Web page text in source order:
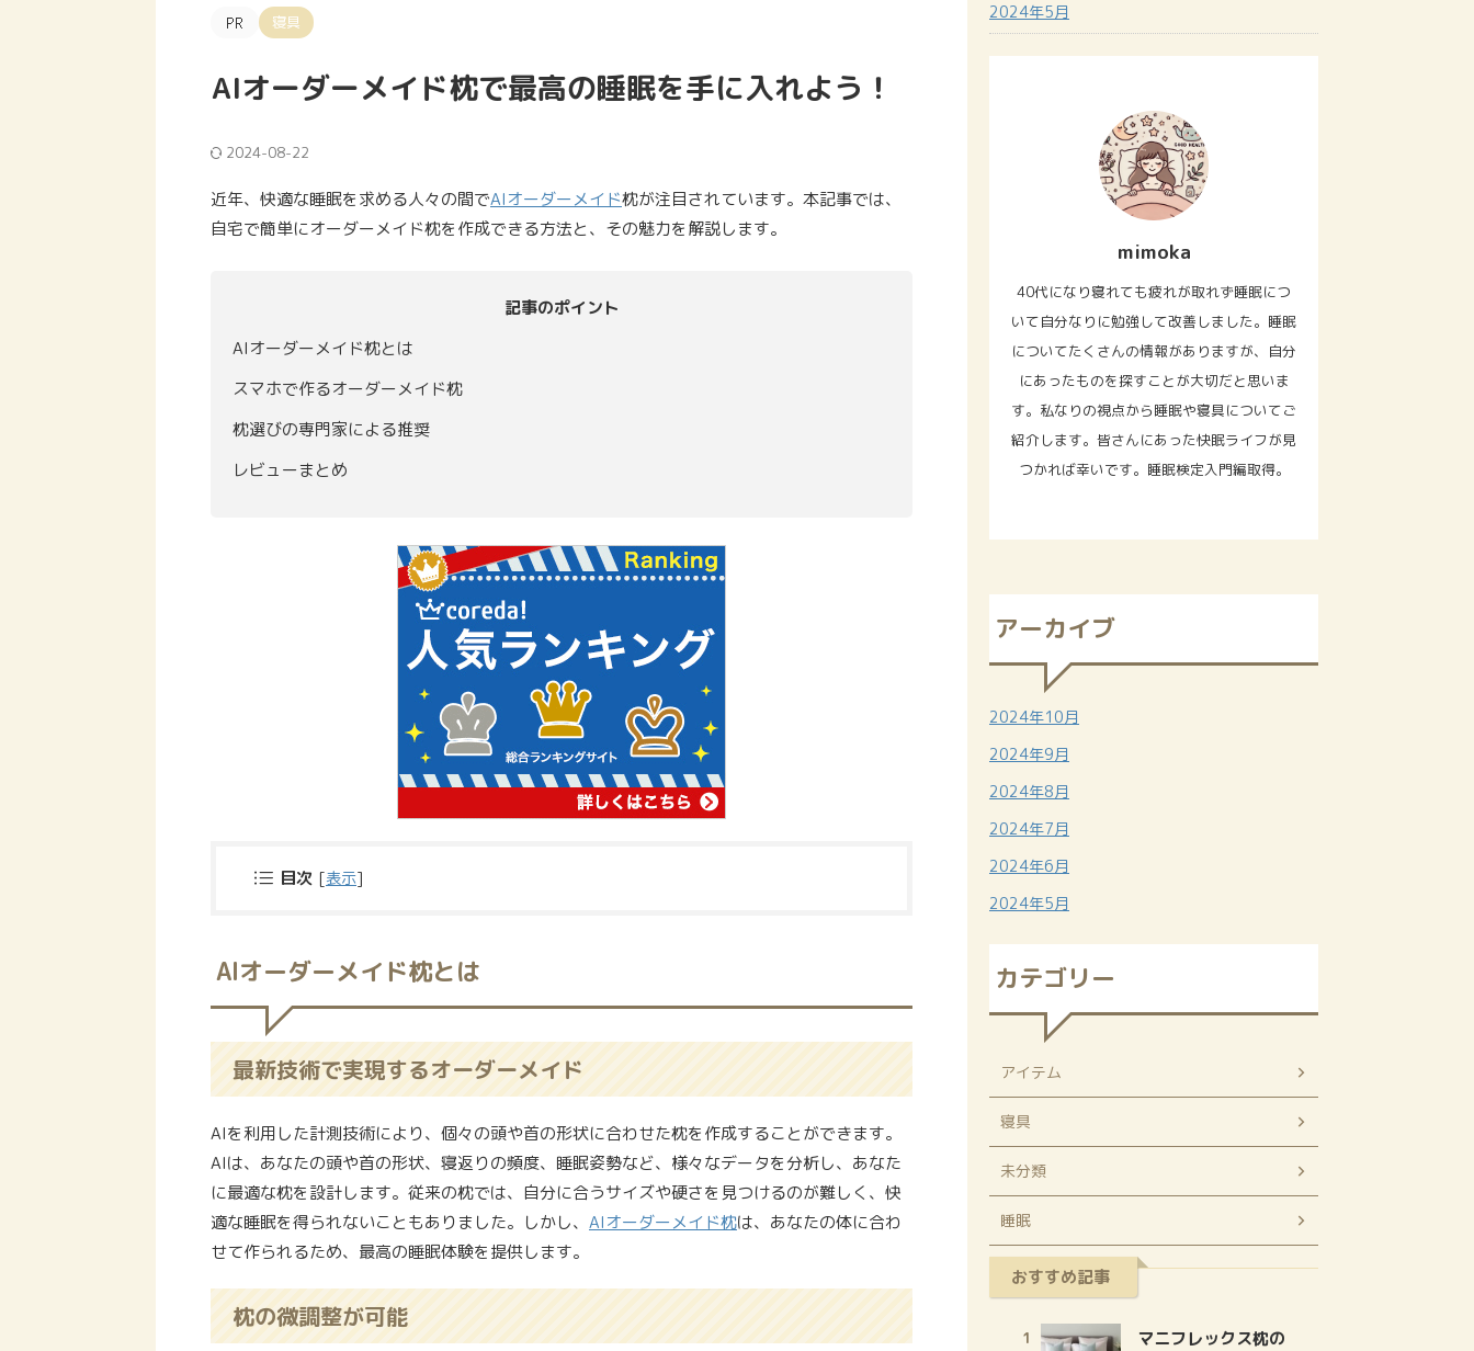
寝具
AIオーダーメイド枕で最高の睡眠を手に入れよう！
2024-08-22
近年、快適な睡眠を求める人々の間でAIオーダーメイド枕が注目されています。本記事では、
自宅で簡単にオーダーメイド枕を作成できる方法と、その魅力を解説します。
記事のポイント
AIオーダーメイド枕とは
スマホで作るオーダーメイド枕
枕選びの専門家による推奨
レビューまとめ
目次 [表示]
AIオーダーメイド枕とは
最新技術で実現するオーダーメイド
AIを利用した計測技術により、個々の頭や首の形状に合わせた枕を作成することができます。
AIは、あなたの頭や首の形状、寝返りの頻度、睡眠姿勢など、様々なデータを分析し、あなた
に最適な枕を設計します。従来の枕では、自分に合うサイズや硬さを見つけるのが難しく、快
適な睡眠を得られないこともありました。しかし、 AIオーダーメイド枕は、あなたの体に合わ
せて作られるため、最高の睡眠体験を提供します。
枕の微調整が可能
2024年5月
mimoka
40代になり寝れても疲れが取れず睡眠につ
いて自分なりに勉強して改善しました。睡眠
についてたくさんの情報がありますが、自分
にあったものを探すことが大切だと思いま
す。私なりの視点から睡眠や寝具についてご
紹介します。皆さんにあった快眠ライフが見
つかれば幸いです。睡眠検定入門編取得。
アーカイブ
2024年10月
2024年9月
2024年8月
2024年7月
2024年6月
2024年5月
カテゴリー
アイテム
寝具
未分類
睡眠
おすすめ記事
1
マニフレックス枕の